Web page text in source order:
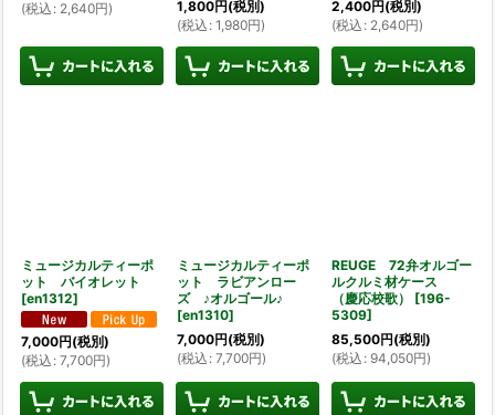
(税込 : 2,640円)
1,800円(税別)
(税込 : 1,980円)
2,400円(税別)
(税込 : 2,640円)
ミュージカルティーポ
ット バイオレット
[en1312]
7,000円(税別)
(税込 : 7,700円)
ミュージカルティーポ
ット ラビアンロー
ズ ♪オルゴール♪
[en1310]
7,000円(税別)
(税込 : 7,700円)
REUGE 72弁オルゴー
ルクルミ材ケース
（慶応校歌）
[196-
5309]
85,500円(税別)
(税込 : 94,050円)